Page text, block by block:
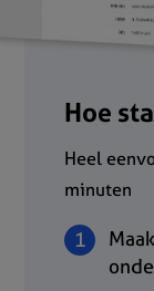
Hoe
Heel
minuten